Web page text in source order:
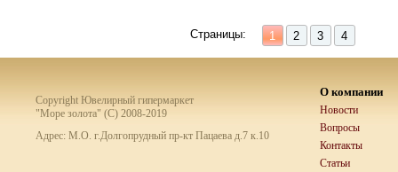
Страницы: 1 2 3 4
Copyright Ювелирный гипермаркет
"Море золота" (C) 2008-2019
Адрес: М.О. г.Долгопрудный пр-кт Пацаева д.7 к.10
О компании
Новости
Вопросы
Контакты
Статьи